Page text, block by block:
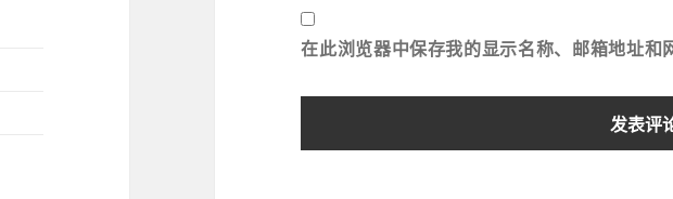
在此浏览器中保存我的显示名称、邮箱地址和